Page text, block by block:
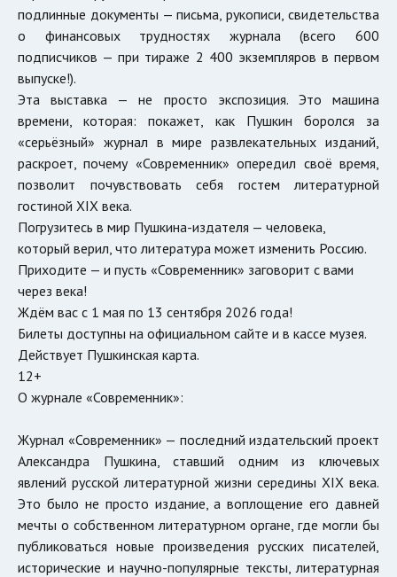
подлинные документы — письма, рукописи, свидетельства
о финансовых трудностях журнала (всего 600
подписчиков — при тираже 2 400 экземпляров в первом
выпуске!).
Эта выставка — не просто экспозиция. Это машина
времени, которая: покажет, как Пушкин боролся за
«серьёзный» журнал в мире развлекательных изданий,
раскроет, почему «Современник» опередил своё время,
позволит почувствовать себя гостем литературной
гостиной XIX века.
Погрузитесь в мир Пушкина-издателя — человека,
который верил, что литература может изменить Россию.
Приходите — и пусть «Современник» заговорит с вами
через века!
Ждём вас с 1 мая по 13 сентября 2026 года!
Билеты доступны на официальном сайте и в кассе музея.
Действует Пушкинская карта.
12+
О журнале «Современник»:
Журнал «Современник» — последний издательский проект
Александра Пушкина, ставший одним из ключевых
явлений русской литературной жизни середины XIX века.
Это было не просто издание, а воплощение его давней
мечты о собственном литературном органе, где могли бы
публиковаться новые произведения русских писателей,
исторические и научно-популярные тексты, литературная